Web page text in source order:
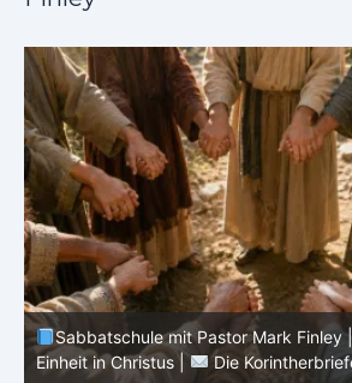
Sabbatschule mit Pastor Mark Finley
Einheit in Christus |
Die